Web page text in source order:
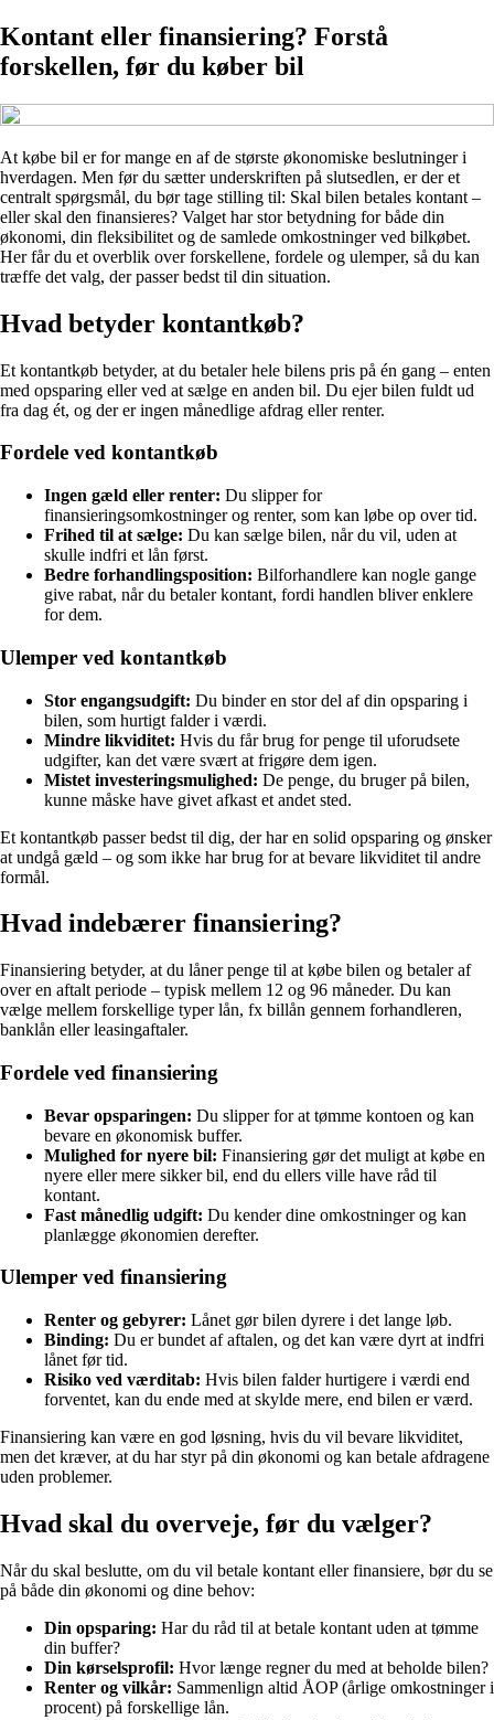
Kontant eller finansiering? Forstå
forskellen, før du køber bil
At købe bil er for mange en af de største økonomiske beslutninger i
hverdagen. Men før du sætter underskriften på slutsedlen, er der et
centralt spørgsmål, du bør tage stilling til: Skal bilen betales kontant –
eller skal den finansieres? Valget har stor betydning for både din
økonomi, din fleksibilitet og de samlede omkostninger ved bilkøbet.
Her får du et overblik over forskellene, fordele og ulemper, så du kan
træffe det valg, der passer bedst til din situation.
Hvad betyder kontantkøb?
Et kontantkøb betyder, at du betaler hele bilens pris på én gang – enten
med opsparing eller ved at sælge en anden bil. Du ejer bilen fuldt ud
fra dag ét, og der er ingen månedlige afdrag eller renter.
Fordele ved kontantkøb
Ingen gæld eller renter: Du slipper for
finansieringsomkostninger og renter, som kan løbe op over tid.
Frihed til at sælge: Du kan sælge bilen, når du vil, uden at
skulle indfri et lån først.
Bedre forhandlingsposition: Bilforhandlere kan nogle gange
give rabat, når du betaler kontant, fordi handlen bliver enklere
for dem.
Ulemper ved kontantkøb
Stor engangsudgift: Du binder en stor del af din opsparing i
bilen, som hurtigt falder i værdi.
Mindre likviditet: Hvis du får brug for penge til uforudsete
udgifter, kan det være svært at frigøre dem igen.
Mistet investeringsmulighed: De penge, du bruger på bilen,
kunne måske have givet afkast et andet sted.
Et kontantkøb passer bedst til dig, der har en solid opsparing og ønsker
at undgå gæld – og som ikke har brug for at bevare likviditet til andre
formål.
Hvad indebærer finansiering?
Finansiering betyder, at du låner penge til at købe bilen og betaler af
over en aftalt periode – typisk mellem 12 og 96 måneder. Du kan
vælge mellem forskellige typer lån, fx billån gennem forhandleren,
banklån eller leasingaftaler.
Fordele ved finansiering
Bevar opsparingen: Du slipper for at tømme kontoen og kan
bevare en økonomisk buffer.
Mulighed for nyere bil: Finansiering gør det muligt at købe en
nyere eller mere sikker bil, end du ellers ville have råd til
kontant.
Fast månedlig udgift: Du kender dine omkostninger og kan
planlægge økonomien derefter.
Ulemper ved finansiering
Renter og gebyrer: Lånet gør bilen dyrere i det lange løb.
Binding: Du er bundet af aftalen, og det kan være dyrt at indfri
lånet før tid.
Risiko ved værditab: Hvis bilen falder hurtigere i værdi end
forventet, kan du ende med at skylde mere, end bilen er værd.
Finansiering kan være en god løsning, hvis du vil bevare likviditet,
men det kræver, at du har styr på din økonomi og kan betale afdragene
uden problemer.
Hvad skal du overveje, før du vælger?
Når du skal beslutte, om du vil betale kontant eller finansiere, bør du se
på både din økonomi og dine behov:
Din opsparing: Har du råd til at betale kontant uden at tømme
din buffer?
Din kørselsprofil: Hvor længe regner du med at beholde bilen?
Renter og vilkår: Sammenlign altid ÅOP (årlige omkostninger i
procent) på forskellige lån.